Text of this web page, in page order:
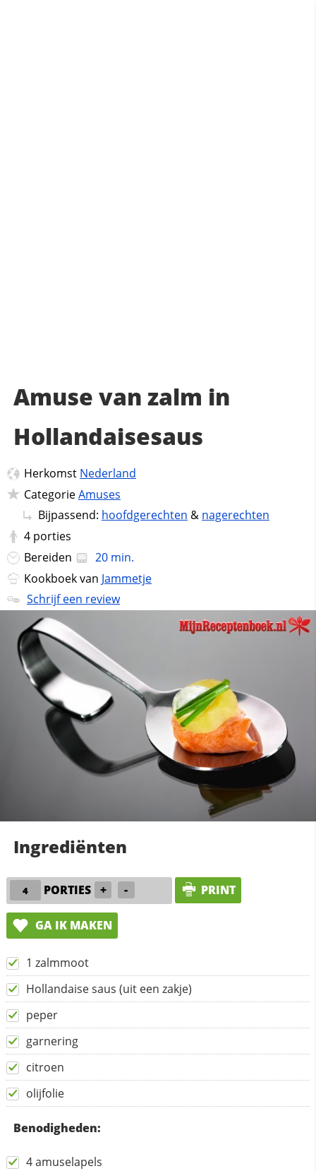
Amuse van zalm in
Hollandaisesaus
Herkomst Nederland
CategorieAmuses
Bijpassend: hoofdgerechten & nagerechten
4 porties
Bereiden
20 min.
Kookboek van Jammetje
Schrijf een review
Ingrediënten
PORTIES + - PRINT
GA IK MAKEN
1 zalmmoot
Hollandaise saus (uit een zakje)
peper
garnering
citroen
olijfolie
Benodigheden:
4 amuselapels